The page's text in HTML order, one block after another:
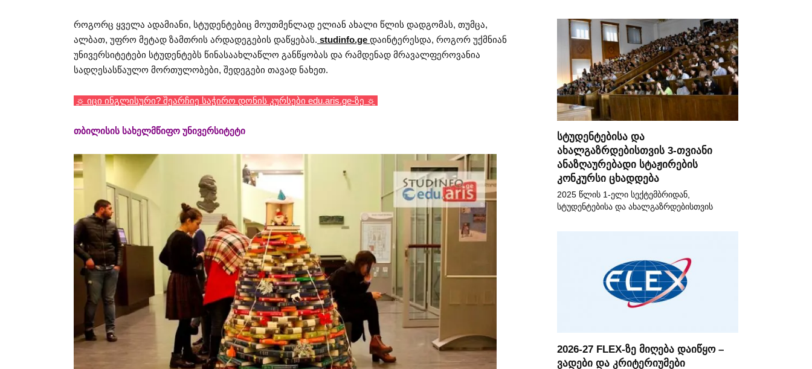
როგორც ყველა ადამიანი, სტუდენტებიც მოუთმენლად ელიან ახალი წლის დადგომას, თუმცა,
ალბათ, უფრო მეტად ზამთრის არდადეგების დაწყებას. studinfo.ge დაინტერესდა, როგორ უქმნიან
უნივერსიტეტები სტუდენტებს წინასაახლაწლო განწყობას და რამდენად მრავალფეროვანია
სადღესასწაულო მორთულობები, შედეგები თავად ნახეთ.
☼ იცი ინგლისური? შეარჩიე საჭირო დონის კურსები edu.aris.ge-ზე ☼
თბილისის სახელმწიფო უნივერსიტეტი
სტუდენტებისა და
ახალგაზრდებისთვის 3-თვიანი
ანაზღაურებადი სტაჟირების
კონკურსი ცხადდება
2025 წლის 1-ელი სექტემბრიდან,
სტუდენტებისა და ახალგაზრდებისთვის
2026-27 FLEX-ზე მიღება დაიწყო –
ვადები და კრიტერიუმები